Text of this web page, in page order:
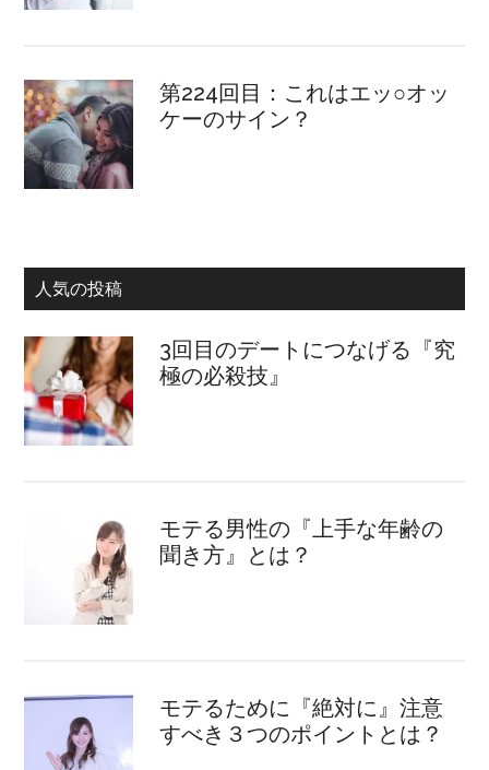
第224回目：これはエッ○オッ
ケーのサイン？
人気の投稿
3回目のデートにつなげる『究
極の必殺技』
モテる男性の『上手な年齢の
聞き方』とは？
モテるために『絶対に』注意
すべき３つのポイントとは？